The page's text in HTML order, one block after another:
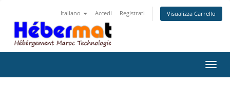
Italiano Accedi Registrati Visualizza Carrello